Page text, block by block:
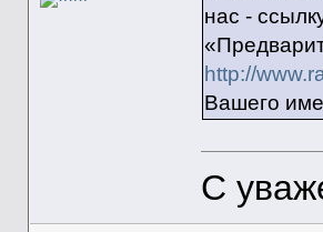
нас -
http://
Вашего
С